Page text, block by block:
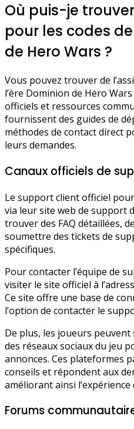
Où puis-je
pour les codes
de Hero Wars ?
Vous pouvez trouver de
l’ère Dominion de Hero
officiels et ressources
fournissent des guides de
méthodes de contact direct
leurs demandes.
Canaux officiels de
Le support client officiel
via leur site web de support
trouver des FAQ détaillées,
soumettre des tickets de
spécifiques.
Pour contacter l’équipe de
visiter le site officiel à
Ce site offre une base de
l’option de contacter le
De plus, les joueurs
des réseaux sociaux du jeu
annonces. Ces plateformes
conseils et répondent aux
améliorant ainsi
Forums